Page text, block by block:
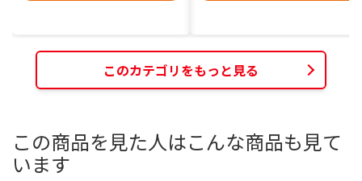
このカテゴリをもっと見る
この商品を見た人はこんな商品も見て
います